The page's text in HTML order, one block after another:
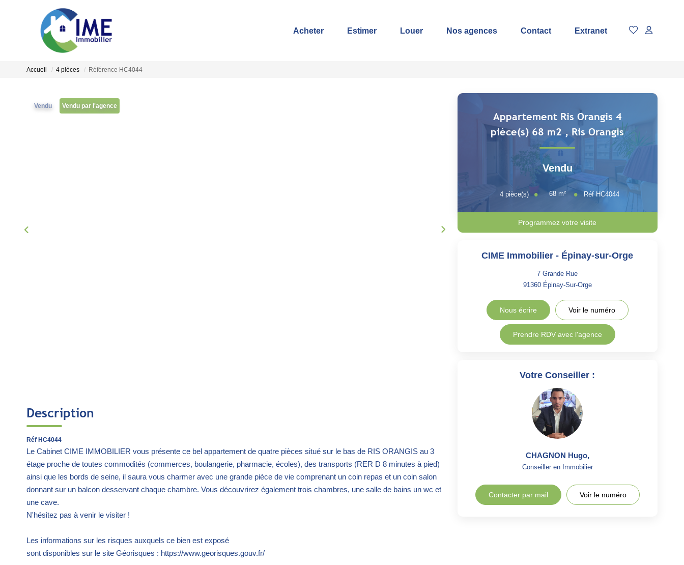
Acheter Estimer Louer Nos agences Contact Extranet
Accueil 4 pièces Référence HC4044
Vendu Vendu par l'agence
Description
Réf HC4044
Le Cabinet CIME IMMOBILIER vous présente ce bel appartement de quatre pièces situé sur le bas de RIS ORANGIS au 3
étage proche de toutes commodités (commerces, boulangerie, pharmacie, écoles), des transports (RER D 8 minutes à pied)
ainsi que les bords de seine, il saura vous charmer avec une grande pièce de vie comprenant un coin repas et un coin salon
donnant sur un balcon desservant chaque chambre. Vous découvrirez également trois chambres, une salle de bains un wc et
une cave.
N'hésitez pas à venir le visiter !
Les informations sur les risques auxquels ce bien est exposé
sont disponibles sur le site Géorisques : https://www.georisques.gouv.fr/
Appartement Ris Orangis 4
pièce(s) 68 m2, Ris Orangis
Vendu
4 pièce(s) 68 m² Réf HC4044
Programmez votre visite
CIME Immobilier - Épinay-sur-Orge
7 Grande Rue
91360 Épinay-Sur-Orge
Nous écrire Voir le numéro
Prendre RDV avec l'agence
Votre Conseiller :
CHAGNON Hugo,
Conseiller en Immobilier
Contacter par mail Voir le numéro